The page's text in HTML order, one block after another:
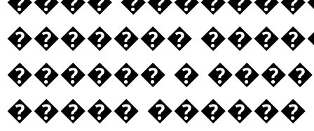
�������
������ �
����� ������